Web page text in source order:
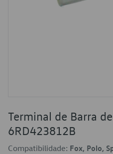
Terminal de Barra
6RD423812B
Compatibilidade: Fox, Polo,